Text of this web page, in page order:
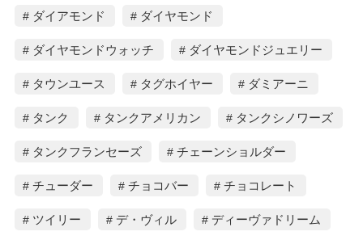
ダイアモンド ダイヤモンド
ダイヤモンドウォッチ ダイヤモンドジュエリー
タウンユース タグホイヤー ダミアーニ
タンク タンクアメリカン タンクシノワーズ
タンクフランセーズ チェーンショルダー
チューダー チョコバー チョコレート
ツイリー デ・ヴィル ディーヴァドリーム